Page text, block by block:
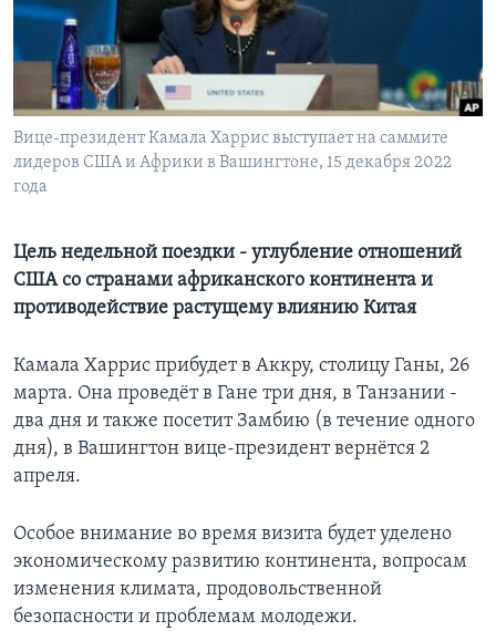
Learning English
СОЦИАЛЬНЫЕ СЕТИ
Вице-президент Камала Харрис выступает на саммите
лидеров США и Африки в Вашингтоне, 15 декабря 2022
года
Цель недельной поездки - углубление отношений
США со странами африканского континента и
противодействие растущему влиянию Китая
Камала Харрис прибудет в Аккру, столицу Ганы, 26
марта. Она проведёт в Гане три дня, в Танзании -
два дня и также посетит Замбию (в течение одного
дня), в Вашингтон вице-президент вернётся 2
апреля.
Особое внимание во время визита будет уделено
экономическому развитию континента, вопросам
изменения климата, продовольственной
безопасности и проблемам молодежи.